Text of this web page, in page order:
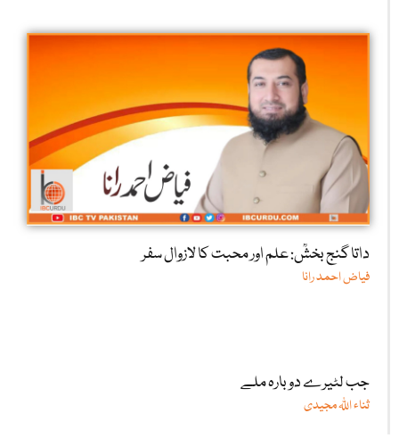
داتا گنج بخشؒ: علم اور محبت کا لازوال سفر
فیاض احمد رانا
جب لٹیرے دوبارہ ملے
ثناء اللّٰہ مجیدی